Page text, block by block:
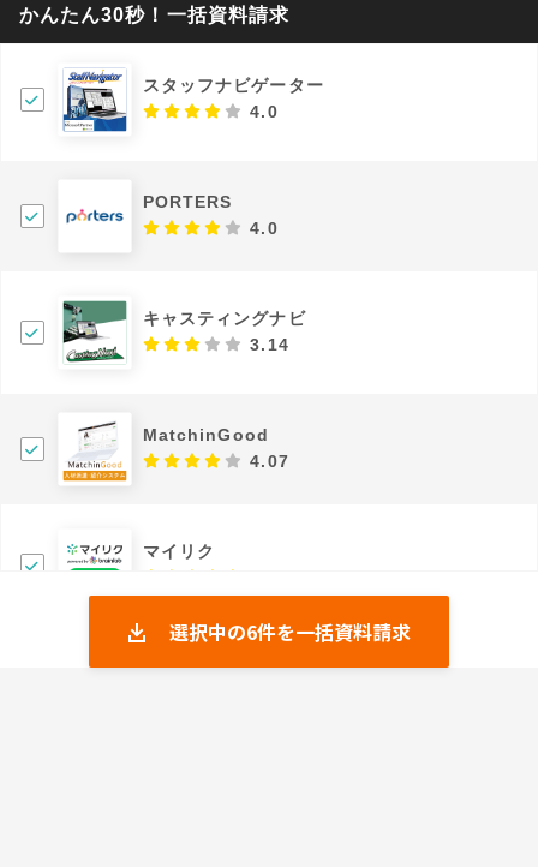
かんたん30秒！一括資料請求
スタッフナビゲーター
4.0
PORTERS
4.0
キャスティングナビ
3.14
MatchinGood
4.07
マイリク
RPM
選択中の6件を一括資料請求